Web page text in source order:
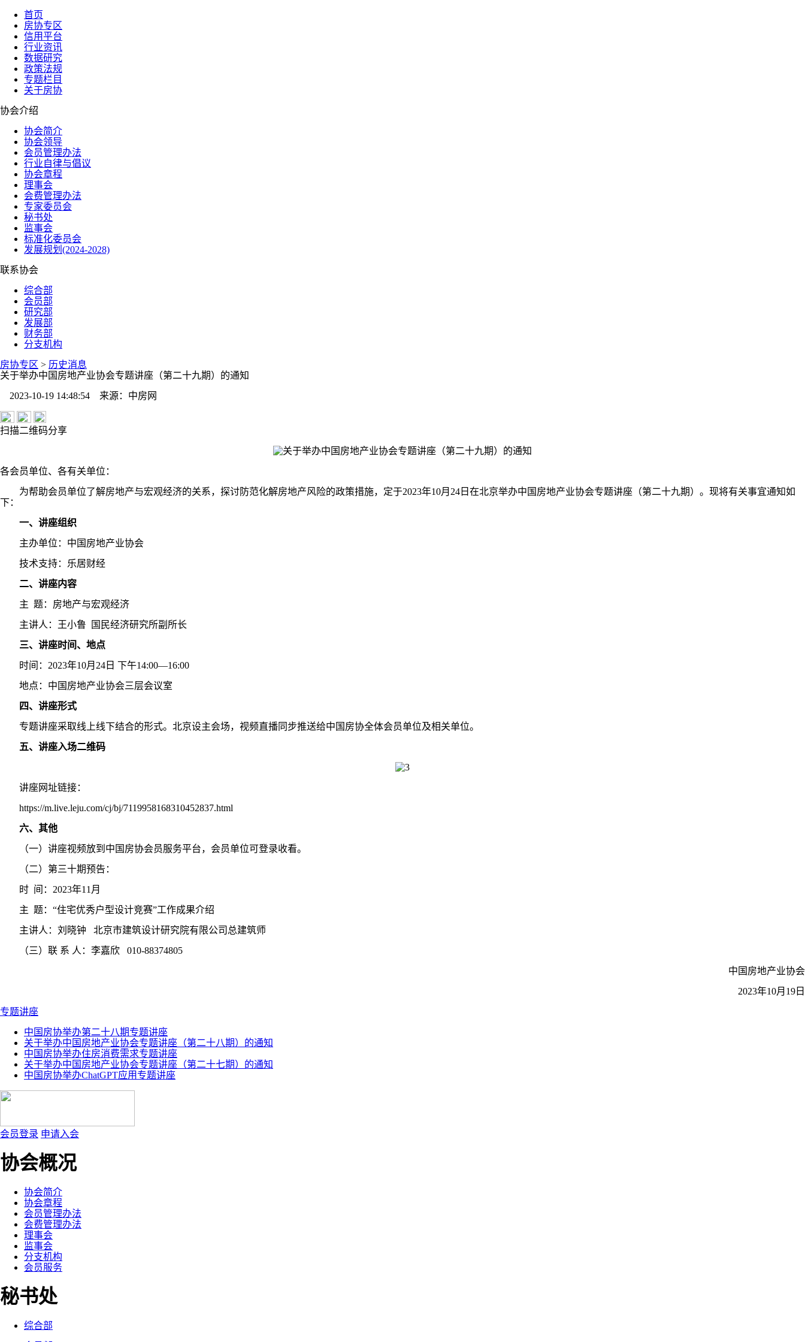
首页
房协专区
信用平台
行业资讯
数据研究
政策法规
专题栏目
关于房协
协会介绍
协会简介
协会领导
会员管理办法
行业自律与倡议
协会章程
理事会
会费管理办法
专家委员会
秘书处
监事会
标准化委员会
发展规划(2024-2028)
联系协会
综合部
会员部
研究部
发展部
财务部
分支机构
房协专区 > 历史消息
关于举办中国房地产业协会专题讲座（第二十九期）的通知
2023-10-19 14:48:54 来源： 中房网
扫描二维码分享
各会员单位、各有关单位：
为帮助会员单位了解房地产与宏观经济的关系，探讨防范化解房地产风险的政策措施，定于2023年10月24日在北京举办中国房地产业协会专题讲座（第二十九期）。现将有关事宜通知如
下：
一、讲座组织
主办单位：中国房地产业协会
技术支持：乐居财经
二、讲座内容
主 题：房地产与宏观经济
主讲人：王小鲁 国民经济研究所副所长
三、讲座时间、地点
时间：2023年10月24日 下午14:00—16:00
地点：中国房地产业协会三层会议室
四、讲座形式
专题讲座采取线上线下结合的形式。北京设主会场，视频直播同步推送给中国房协全体会员单位及相关单位。
五、讲座入场二维码
讲座网址链接：
https://m.live.leju.com/cj/bj/7119958168310452837.html
六、其他
（一）讲座视频放到中国房协会员服务平台，会员单位可登录收看。
（二）第三十期预告：
时 间：2023年11月
主 题：“住宅优秀户型设计竞赛”工作成果介绍
主讲人：刘晓钟 北京市建筑设计研究院有限公司总建筑师
（三）联 系 人：李嘉欣 010-88374805
中国房地产业协会
2023年10月19日
专题讲座
中国房协举办第二十八期专题讲座
关于举办中国房地产业协会专题讲座（第二十八期）的通知
中国房协举办住房消费需求专题讲座
关于举办中国房地产业协会专题讲座（第二十七期）的通知
中国房协举办ChatGPT应用专题讲座
会员登录 申请入会
协会概况
协会简介
协会章程
会员管理办法
会费管理办法
理事会
监事会
分支机构
会员服务
秘书处
综合部